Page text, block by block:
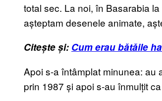
total sec. La noi, în Basarabia
așteptam desenele animate,
Citește și: Cum erau bătăile
Apoi s-a întâmplat minunea: au
prin 1987 și apoi s-au înmulțit